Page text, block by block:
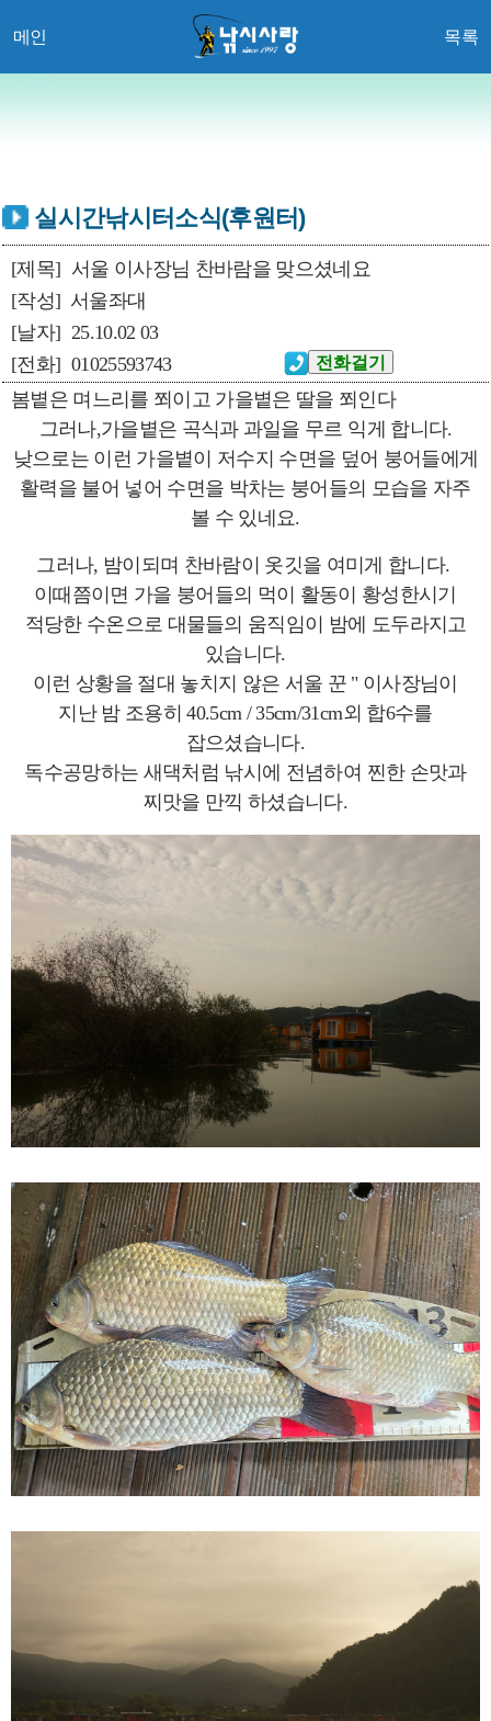
메인 목록
실시간낚시터소식(후원터)
[제목] 서울 이사장님 찬바람을 맞으셨네요
[작성] 서울좌대
[날자] 25.10.02 03
[전화] 01025593743
봄볕은 며느리를 쬐이고 가을볕은 딸을 쬐인다
그러나,가을볕은 곡식과 과일을 무르 익게 합니다.
낮으로는 이런 가을볕이 저수지 수면을 덮어 붕어들에게
활력을 불어 넣어 수면을 박차는 붕어들의 모습을 자주
볼 수 있네요.
그러나, 밤이되며 찬바람이 옷깃을 여미게 합니다.
이때쯤이면 가을 붕어들의 먹이 활동이 황성한시기
적당한 수온으로 대물들의 움직임이 밤에 도두라지고
있습니다.
이런 상황을 절대 놓치지 않은 서울 꾼 " 이사장님이
지난 밤 조용히 40.5cm / 35cm/31cm외 합6수를
잡으셨습니다.
독수공망하는 새댁처럼 낚시에 전념하여 찐한 손맛과
찌맛을 만끽 하셨습니다.